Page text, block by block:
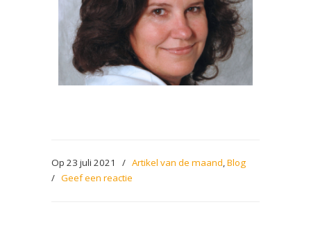
Op 23 juli 2021 / Artikel van de maand,Blog
/ Geef een reactie